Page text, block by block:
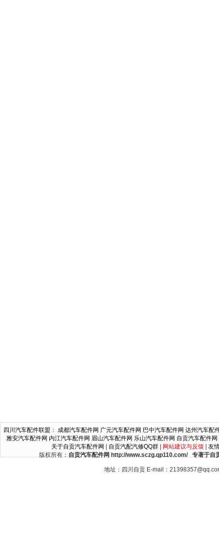
四川汽车配件联盟 ： 成都汽车配件网 广元汽车配件网 巴中汽车配件网 达州汽车配
雅安汽车配件网 内江汽车配件网 眉山汽车配件网 乐山汽车配件网 自贡汽车配件网
关于自贡汽车配件网
自贡汽配汽修QQ群| 网站建议与反馈| 友
版权所有： 自贡汽车配件网 http://www.sczg.qp110.com/ 专著于自
地址：四川自贡 E-mail：